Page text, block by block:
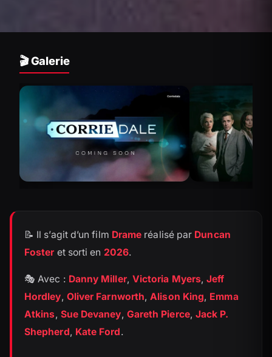
🎬 Galerie
📝 Il s’agit d’un film Drame réalisé par Duncan
Foster et sorti en 2026.
🎭 Avec : Danny Miller, Victoria Myers,Jeff
Hordley, Oliver Farnworth,Alison King, Emma
Atkins, Sue Devaney, Gareth Pierce, Jack P.
Shepherd, Kate Ford.